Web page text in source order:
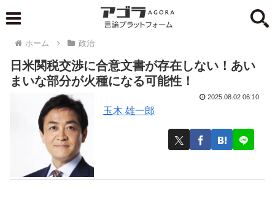
ホーム 政治
日米関税交渉に合意文書が存在しない！あい
まいな部分が火種になる可能性！
玉木 雄一郎
2025.08.02 06:10